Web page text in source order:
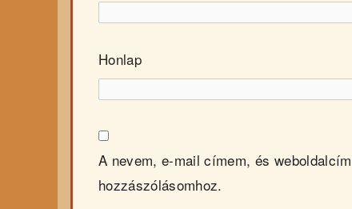
Honlap
A nevem, e-mail címem, és
hozzászólásomhoz.